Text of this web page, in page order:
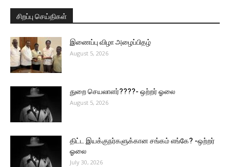
சிறப்பு செய்திகள்
இணைப்பு விழா அழைப்பிதழ்
August 5, 2026
துறை செயலாளர்????- ஒற்றர் ஓலை
August 5, 2026
திட்ட இயக்குநர்களுக்கான சங்கம் எங்கே? -ஒற்றர்
ஓலை
July 30, 2026